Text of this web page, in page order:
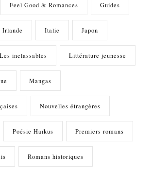
Feel Good & Romances Guides
Irlande Italie Japon
Les inclassables Littérature jeunesse
Mangas
Nouvelles étrangères
Poésie Haïkus Premiers romans
Romans historiques